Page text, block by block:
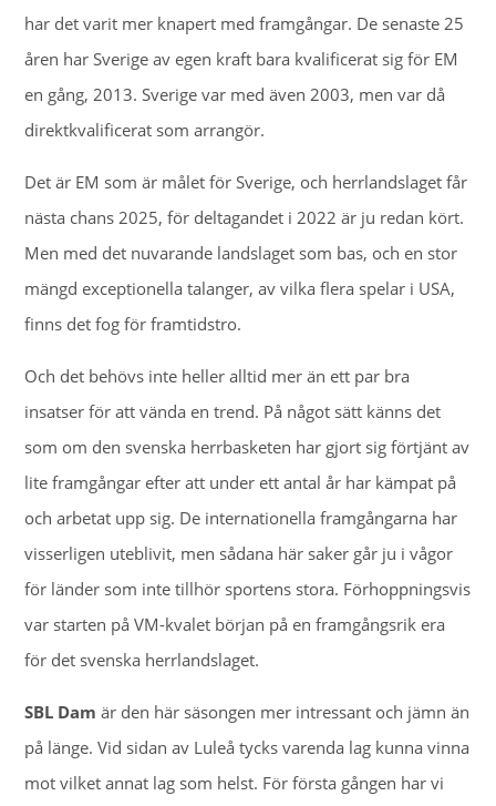
har det varit mer knapert med framgångar. De senaste 25
åren har Sverige av egen kraft bara kvalificerat sig för EM
en gång, 2013. Sverige var med även 2003, men var då
direktkvalificerat som arrangör.
Det är EM som är målet för Sverige, och herrlandslaget får
nästa chans 2025, för deltagandet i 2022 är ju redan kört.
Men med det nuvarande landslaget som bas, och en stor
mängd exceptionella talanger, av vilka flera spelar i USA,
finns det fog för framtidstro.
Och det behövs inte heller alltid mer än ett par bra
insatser för att vända en trend. På något sätt känns det
som om den svenska herrbasketen har gjort sig förtjänt av
lite framgångar efter att under ett antal år har kämpat på
och arbetat upp sig. De internationella framgångarna har
visserligen uteblivit, men sådana här saker går ju i vågor
för länder som inte tillhör sportens stora. Förhoppningsvis
var starten på VM-kvalet början på en framgångsrik era
för det svenska herrlandslaget.
SBL Dam är den här säsongen mer intressant och jämn än
på länge. Vid sidan av Luleå tycks varenda lag kunna vinna
mot vilket annat lag som helst. För första gången har vi